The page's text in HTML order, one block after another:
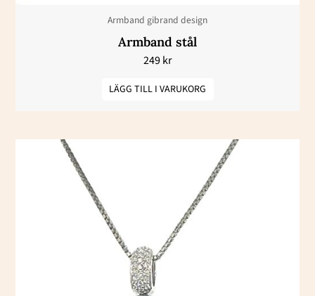
Armband gibrand design
Armband stål
249kr
LÄGG TILL I VARUKORG